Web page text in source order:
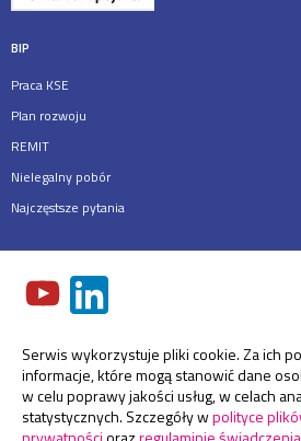
BIP
Praca KSE
Plan rozwoju
REMIT
Nielegalny pobór
Najczęstsze pytania
Serwis wykorzystuje pliki cookie. Za ich
informacje, które mogą stanowić dane
w celu poprawy jakości usług, w celach
statystycznych. Szczegóły wpolityce